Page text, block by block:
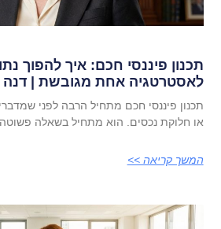
תכנון פיננסי חכם: איך להפוך
לאסטרטגיה אחת מגובשת | דנה
תכנון פיננסי חכם מתחיל הרבה לפני
או חלוקת נכסים. הוא מתחיל בשאלה
המשך קריאה >>